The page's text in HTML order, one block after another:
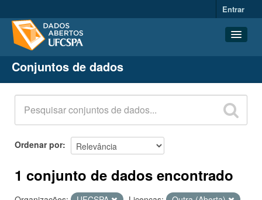
Entrar
Conjuntos de dados
Organizações
Grupos
Sobre
Conjuntos de dados
Ordenar por
1 conjunto de dados encontrado